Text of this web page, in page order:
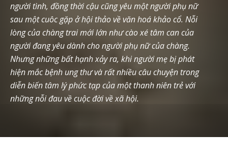
người tình, đồng thời cậu cũng yêu một người phụ nữ
sau một cuôc gặp ở hội thảo về văn hoá khảo cổ. Nỗi
lòng của chàng trai mới lớn như cào xé tâm can của
người đang yêu dành cho người phụ nữ của chàng.
Nhưng những bất hạnh xảy ra, khi người mẹ bị phát
hiện mắc bệnh ung thư và rất nhiều câu chuyện trong
diễn biến tâm lý phức tạp của một thanh niên trẻ với
những nỗi đau về cuộc đời về xã hội.